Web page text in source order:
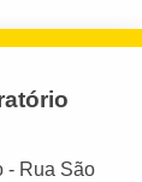
- Rua São